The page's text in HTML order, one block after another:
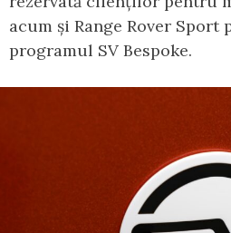
acum și Range Rover Sport
programul SV Bespoke.